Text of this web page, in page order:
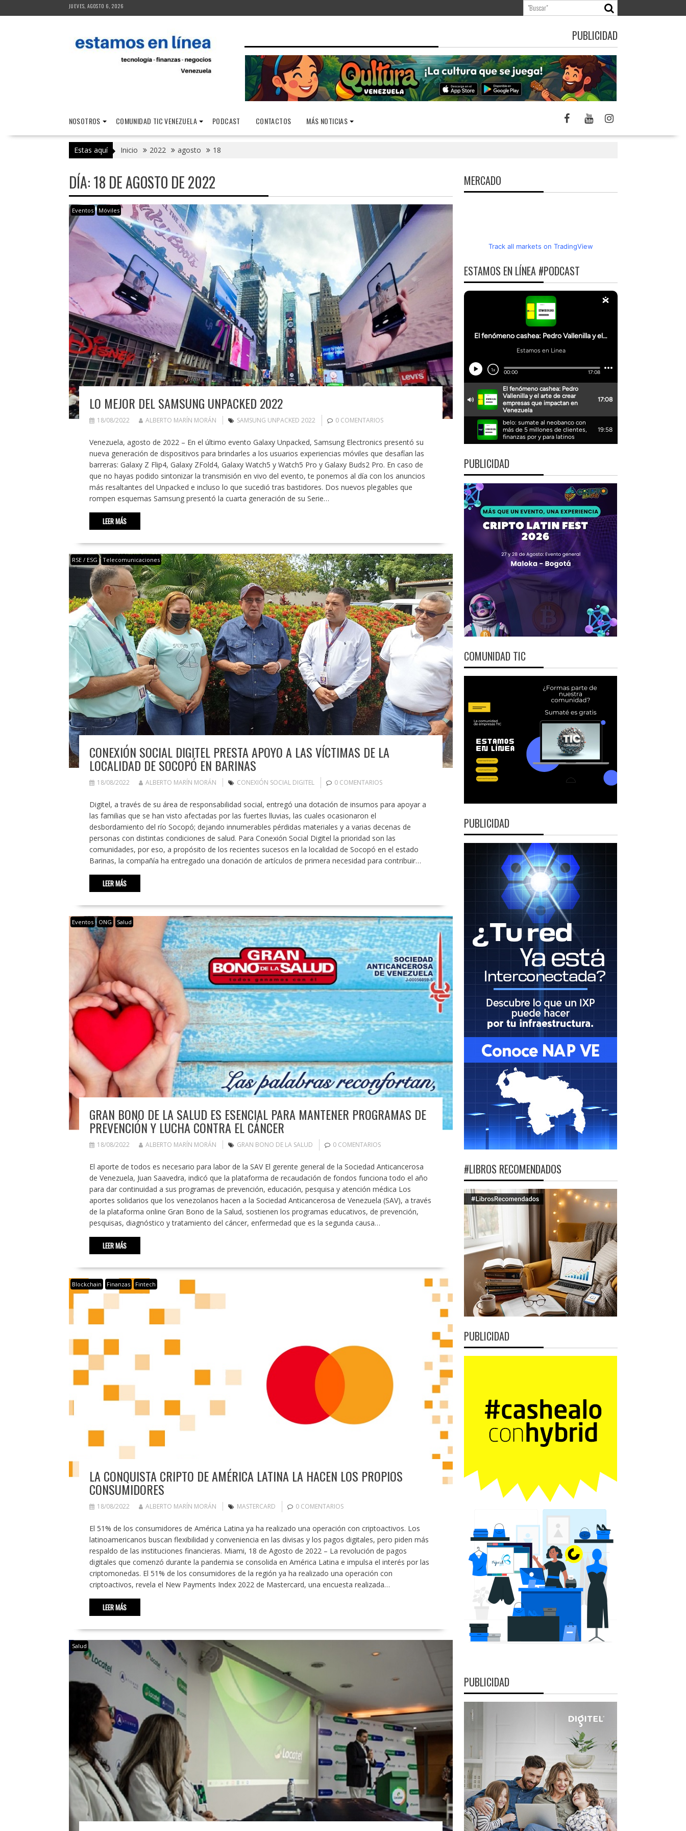
al
JUEVES, AGOSTO 6, 2026
PUBLICIDAD
NOSOTROS COMUNIDAD TIC VENEZUELA PODCAST CONTACTOS MÁS NOTICIAS
Estas aquí Inicio 2022 agosto 18
DÍA:18 DE AGOSTO DE 2022
Eventos Móviles
LO MEJOR DEL SAMSUNG UNPACKED 2022
18/08/2022 ALBERTO MARÍN MORÁN SAMSUNG UNPACKED 2022 0 COMENTARIOS
Venezuela, agosto de 2022 – En el último evento Galaxy Unpacked, Samsung Electronics presentó su
nueva generación de dispositivos para brindarles a los usuarios experiencias móviles que desafían las
barreras: Galaxy Z Flip4, Galaxy ZFold4, Galaxy Watch5 y Watch5 Pro y Galaxy Buds2 Pro. En caso de
que no hayas podido sintonizar la transmisión en vivo del evento, te ponemos al día con los anuncios
más resaltantes del Unpacked e incluso lo que sucedió tras bastidores. Dos nuevos plegables que
rompen esquemas Samsung presentó la cuarta generación de su Serie…
LEER MÁS
RSE / ESG Telecomunicaciones
CONEXIÓN SOCIAL DIGITEL PRESTA APOYO A LAS VÍCTIMAS DE LA
LOCALIDAD DE SOCOPÓ EN BARINAS
18/08/2022 ALBERTO MARÍN MORÁN CONEXIÓN SOCIAL DIGITEL 0 COMENTARIOS
Digitel, a través de su área de responsabilidad social, entregó una dotación de insumos para apoyar a
las familias que se han visto afectadas por las fuertes lluvias, las cuales ocasionaron el
desbordamiento del río Socopó; dejando innumerables pérdidas materiales y a varias decenas de
personas con distintas condiciones de salud. Para Conexión Social Digitel la prioridad son las
comunidades, por eso, a propósito de los recientes sucesos en la localidad de Socopó en el estado
Barinas, la compañía ha entregado una donación de artículos de primera necesidad para contribuir…
LEER MÁS
Eventos ONG Salud
GRAN BONO DE LA SALUD ES ESENCIAL PARA MANTENER PROGRAMAS DE
PREVENCIÓN Y LUCHA CONTRA EL CÁNCER
18/08/2022 ALBERTO MARÍN MORÁN GRAN BONO DE LA SALUD 0 COMENTARIOS
El aporte de todos es necesario para labor de la SAV El gerente general de la Sociedad Anticancerosa
de Venezuela, Juan Saavedra, indicó que la plataforma de recaudación de fondos funciona todo el año
para dar continuidad a sus programas de prevención, educación, pesquisa y atención médica Los
aportes solidarios que los venezolanos hacen a la Sociedad Anticancerosa de Venezuela (SAV), a través
de la plataforma online Gran Bono de la Salud, sostienen los programas educativos, de prevención,
pesquisas, diagnóstico y tratamiento del cáncer, enfermedad que es la segunda causa…
LEER MÁS
Blockchain Finanzas Fintech
LA CONQUISTA CRIPTO DE AMÉRICA LATINA LA HACEN LOS PROPIOS
CONSUMIDORES
18/08/2022 ALBERTO MARÍN MORÁN MASTERCARD 0 COMENTARIOS
El 51% de los consumidores de América Latina ya ha realizado una operación con criptoactivos. Los
latinoamericanos buscan flexibilidad y conveniencia en las divisas y los pagos digitales, pero piden más
respaldo de las instituciones financieras. Miami, 18 de Agosto de 2022 – La revolución de pagos
digitales que comenzó durante la pandemia se consolida en América Latina e impulsa el interés por las
criptomonedas. El 51% de los consumidores de la región ya ha realizado una operación con
criptoactivos, revela el New Payments Index 2022 de Mastercard, una encuesta realizada…
LEER MÁS
Salud
MERCADO
Track all markets on TradingView
ESTAMOS EN LÍNEA #PODCAST
PUBLICIDAD
COMUNIDAD TIC
PUBLICIDAD
#LIBROS RECOMENDADOS
PUBLICIDAD
PUBLICIDAD